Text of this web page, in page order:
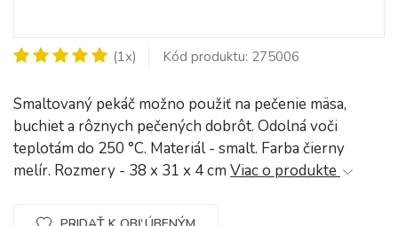
(1x) Kód produktu: 275006
Smaltovaný pekáč možno použiť na pečenie mäsa,
buchiet a rôznych pečených dobrôt. Odolná voči
teplotám do 250 °C. Materiál - smalt. Farba čierny
melír. Rozmery - 38 x 31 x 4 cm Viac o produkte